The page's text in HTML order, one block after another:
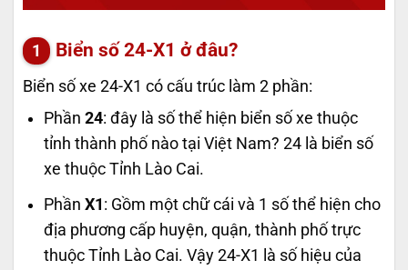
Biển số 24-X1 ở đâu?
Biển số xe 24-X1 có cấu trúc làm 2 phần:
Phần 24: đây là số thể hiện biển số xe thuộc
tỉnh thành phố nào tại Việt Nam? 24 là biển số
xe thuộc Tỉnh Lào Cai.
Phần X1 : Gồm một chữ cái và 1 số thể hiện cho
địa phương cấp huyện, quận, thành phố trực
thuộc Tỉnh Lào Cai. Vậy 24-X1 là số hiệu của